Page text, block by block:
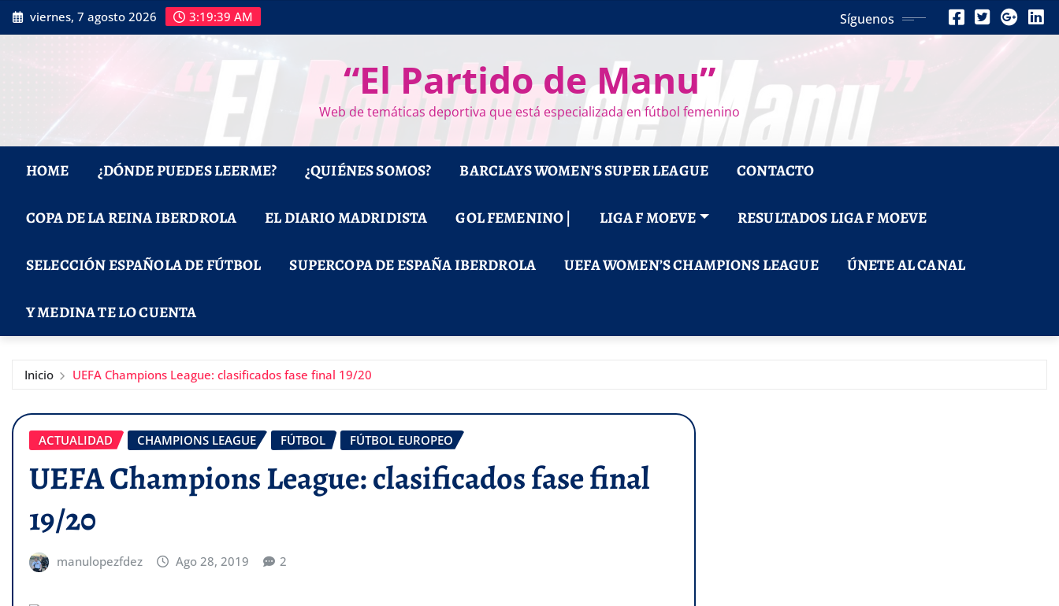
Saltar
al
viernes, 7 agosto 2026 3:19:40 AM Síguenos
“El Partido de Manu”
Web de temáticas deportiva que está especializada en fútbol femenino
HOME ¿DÓNDE PUEDES LEERME? ¿QUIÉNES SOMOS? BARCLAYS WOMEN’S SUPER LEAGUE CONTACTO
COPA DE LA REINA IBERDROLA EL DIARIO MADRIDISTA GOL FEMENINO | LIGA F MOEVE RESULTADOS LIGA F MOEVE
SELECCIÓN ESPAÑOLA DE FÚTBOL SUPERCOPA DE ESPAÑA IBERDROLA UEFA WOMEN’S CHAMPIONS LEAGUE ÚNETE AL CANAL
Y MEDINA TE LO CUENTA
Inicio UEFA Champions League: clasificados fase final 19/20
ACTUALIDAD CHAMPIONS LEAGUE FÚTBOL FÚTBOL EUROPEO
UEFA Champions League: clasificados fase final
19/20
manulopezfdez Ago 28, 2019 2